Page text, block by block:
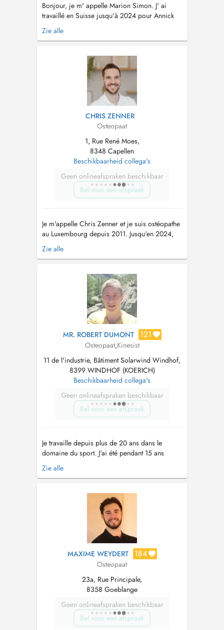
Bonjour, je m' appelle Marion Simon. J' ai
travaillé en Suisse jusqu'à 2024 pour Annick
Gassman. Après cela, j ai décidé de revenir
dans mon pays de naissance afin d'exercer ici
dans une cité calme avec des parkings gratuits
devant la porte. Plus...
Zie alle
CHRIS ZENNER
Osteopaat
1, Rue René Moes,
8348 Capellen
Beschikbaarheid collega's
Geen onlineafspraken beschikbaar
Bel voor een afspraak
Je m'appelle Chris Zenner et je suis ostéopathe
au Luxembourg depuis 2011. Jusqu'en 2024,
j'ai travaillé à Garnich dans le cabinet de Jo
Buekens. Le nouveau cabinet se trouve dans
devant la porte. Plus d'informations sur notre
site internet www.osteo...
Zie alle
MR. ROBERT DUMONT 121
Osteopaat,Kinesist
11 de l'industrie, Bâtiment Solarwind Windhof,
8399 WINDHOF (KOERICH)
Beschikbaarheid collega's
Geen onlineafspraken beschikbaar
Bel voor een afspraak
Je travaille depuis plus de 20 ans dans le
domaine du sport. J'ai été pendant 15 ans
kinésithérapeute de la fédération
Luxembourgeoise d'Athlétisme et ai participé à
avec les athlètes ( Championnats d'Europe de
Zurich 2014, Amsterdam 2016 et Berlin 2018
Zie alle
MAXIME WEYDERT 184
Osteopaat
23a, Rue Principale,
8358 Goeblange
Geen onlineafspraken beschikbaar
Bel voor een afspraak